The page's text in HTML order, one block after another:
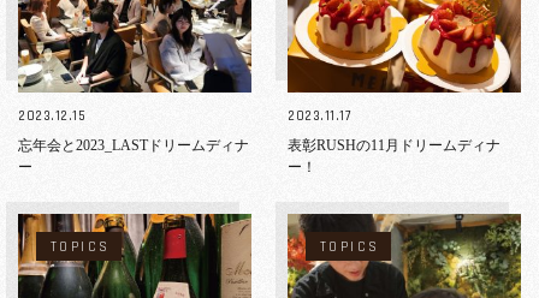
2023.12.15
忘年会と2023_LASTドリームディナ
ー
2023.11.17
表彰RUSHの11月ドリームディナ
ー！
TOPICS TOPICS